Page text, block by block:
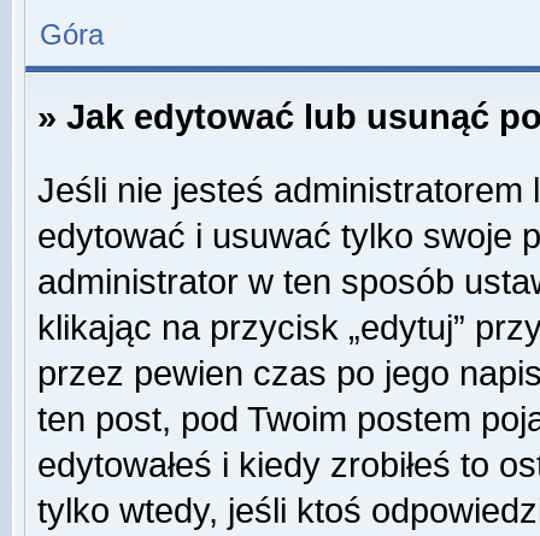
Góra
» Jak edytować lub usunąć
Jeśli nie jesteś
edytować i usuwać tylko swoje
administrator w ten sposób
klikając na przycisk „edytuj”
przez pewien czas po jego
ten post, pod Twoim postem
edytowałeś i kiedy zrobiłeś to
tylko wtedy, jeśli ktoś